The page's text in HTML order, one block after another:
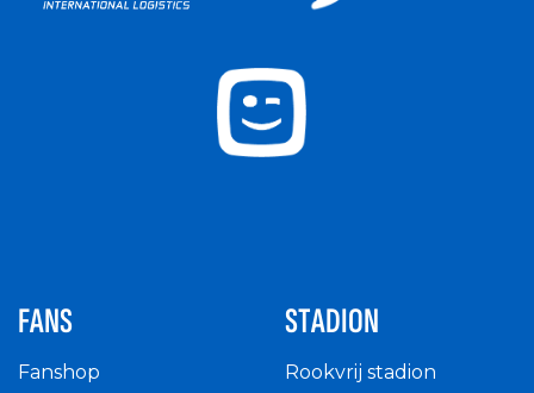
FANS
Fanshop
STADION
Rookvrij stadion